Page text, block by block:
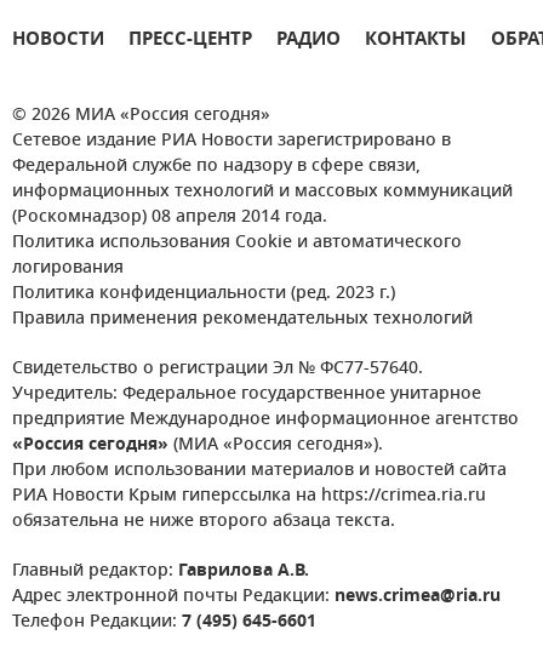
НОВОСТИ ПРЕСС-ЦЕНТР РАДИО КОНТАКТЫ
© 2026 МИА «Россия сегодня»
Сетевое издание РИА Новости зарегистрировано в
Федеральной службе по надзору в сфере связи,
информационных технологий и массовых коммуникаций
(Роскомнадзор) 08 апреля 2014 года.
Политика использования Cookie и автоматического
логирования
Политика конфиденциальности (ред. 2023 г.)
Правила применения рекомендательных технологий
Свидетельство о регистрации Эл № ФС77-57640.
Учредитель: Федеральное государственное унитарное
предприятие Международное информационное агентство
«Россия сегодня» (МИА «Россия сегодня»).
При любом использовании материалов и новостей сайта
РИА Новости Крым гиперссылка на https://crimea.ria.ru
обязательна не ниже второго абзаца текста.
Главный редактор: Гаврилова А.В.
Адрес электронной почты Редакции: news.crimea@ria.ru
Телефон Редакции: 7 (495) 645-6601